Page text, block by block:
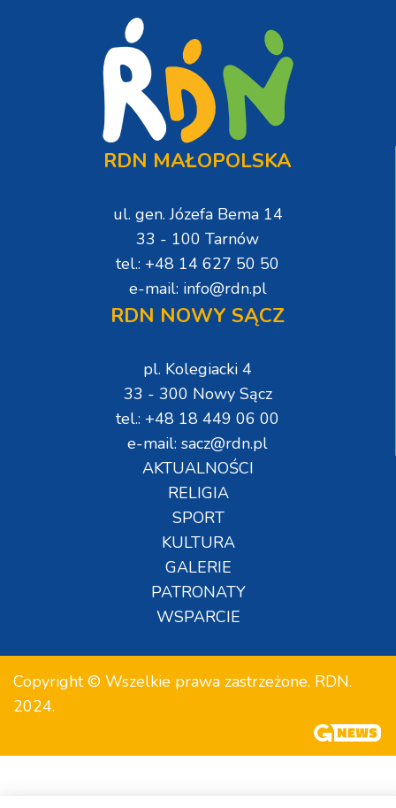
RDN MAŁOPOLSKA
ul. gen. Józefa Bema 14
33 - 100 Tarnów
tel.: +48 14 627 50 50
e-mail: info@rdn.pl
RDN NOWY SĄCZ
pl. Kolegiacki 4
33 - 300 Nowy Sącz
tel.: +48 18 449 06 00
e-mail: sacz@rdn.pl
AKTUALNOŚCI
RELIGIA
SPORT
KULTURA
GALERIE
PATRONATY
WSPARCIE
Copyright © Wszelkie prawa zastrzeżone. RDN.
2024.